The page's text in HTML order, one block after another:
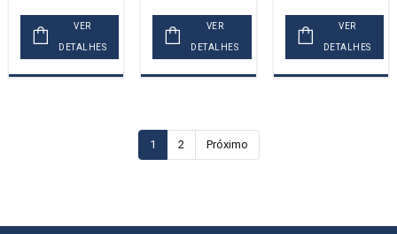
VER
DETALHES
VER
DETALHES
VER
DETALHES
1 2 Próximo